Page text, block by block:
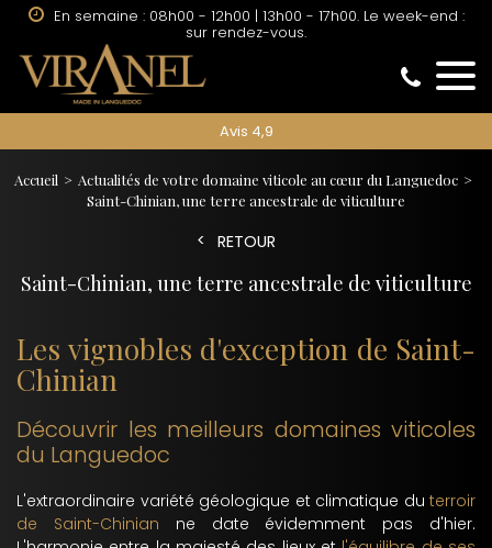
sur rendez-vous.
Avis 4,9
Accueil
Actualités de votre domaine viticole au cœur du Languedoc
Saint-Chinian, une terre ancestrale de viticulture
RETOUR
Saint-Chinian, une terre ancestrale de viticulture
Les vignobles d'exception de Saint-
Chinian
Découvrir les meilleurs domaines viticoles
du Languedoc
L'extraordinaire variété géologique et climatique du terroir
de Saint-Chinian ne date évidemment pas d'hier.